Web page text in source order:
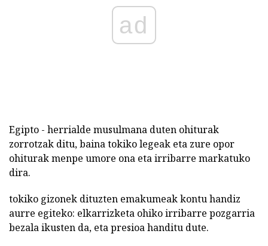
ad
Egipto - herrialde musulmana duten ohiturak
zorrotzak ditu, baina tokiko legeak eta zure opor
ohiturak menpe umore ona eta irribarre markatuko
dira.
tokiko gizonek dituzten emakumeak kontu handiz
aurre egiteko: elkarrizketa ohiko irribarre pozgarria
bezala ikusten da, eta presioa handitu dute.